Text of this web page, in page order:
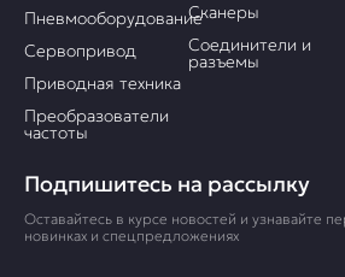
Подпишитесь на рассылку
Оставайтесь в курсе новостей и узнавайте
новинках и спецпредложениях
Пневмооборудование
Сервопривод
Приводная техника
Преобразователи
частоты
Сканеры
Соединители и
разъемы